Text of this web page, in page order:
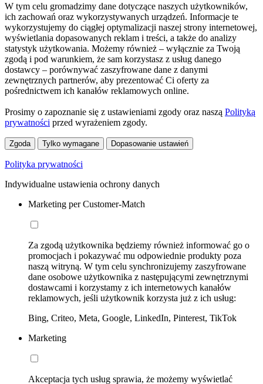
W tym celu gromadzimy dane dotyczące naszych użytkowników,
ich zachowań oraz wykorzystywanych urządzeń. Informacje te
wykorzystujemy do ciągłej optymalizacji naszej strony internetowej,
wyświetlania dopasowanych reklam i treści, a także do analizy
statystyk użytkowania. Możemy również – wyłącznie za Twoją
zgodą i pod warunkiem, że sam korzystasz z usług danego
dostawcy – porównywać zaszyfrowane dane z danymi
zewnętrznych partnerów, aby prezentować Ci oferty za
pośrednictwem ich kanałów reklamowych online.
Prosimy o zapoznanie się z ustawieniami zgody oraz naszą Polityką
prywatności przed wyrażeniem zgody.
Zgoda Tylko wymagane Dopasowanie ustawień
Polityka prywatności
Indywidualne ustawienia ochrony danych
Marketing per Customer-Match
Za zgodą użytkownika będziemy również informować go o
promocjach i pokazywać mu odpowiednie produkty poza
naszą witryną. W tym celu synchronizujemy zaszyfrowane
dane osobowe użytkownika z następującymi zewnętrznymi
dostawcami i korzystamy z ich internetowych kanałów
reklamowych, jeśli użytkownik korzysta już z ich usług:
Bing, Criteo, Meta, Google, LinkedIn, Pinterest, TikTok
Marketing
Akceptacja tych usług sprawia, że możemy wyświetlać